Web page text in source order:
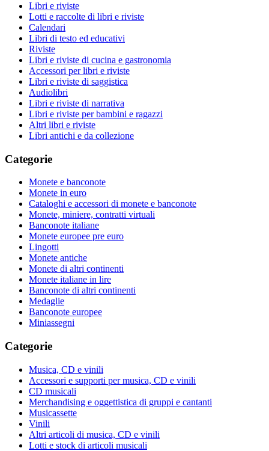
Libri e riviste
Lotti e raccolte di libri e riviste
Calendari
Libri di testo ed educativi
Riviste
Libri e riviste di cucina e gastronomia
Accessori per libri e riviste
Libri e riviste di saggistica
Audiolibri
Libri e riviste di narrativa
Libri e riviste per bambini e ragazzi
Altri libri e riviste
Libri antichi e da collezione
Categorie
Monete e banconote
Monete in euro
Cataloghi e accessori di monete e banconote
Monete, miniere, contratti virtuali
Banconote italiane
Monete europee pre euro
Lingotti
Monete antiche
Monete di altri continenti
Monete italiane in lire
Banconote di altri continenti
Medaglie
Banconote europee
Miniassegni
Categorie
Musica, CD e vinili
Accessori e supporti per musica, CD e vinili
CD musicali
Merchandising e oggettistica di gruppi e cantanti
Musicassette
Vinili
Altri articoli di musica, CD e vinili
Lotti e stock di articoli musicali